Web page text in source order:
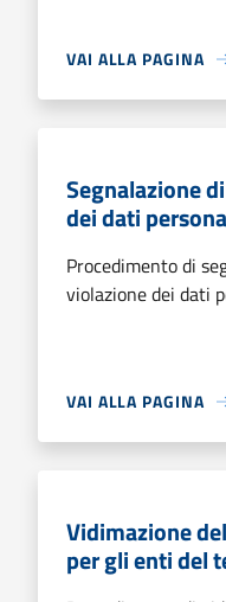
VAI ALLA PAGINA
Segnalazione
dei dati
Procedimento di
violazione dei dati
VAI ALLA PAGINA
Vidimazione
per gli enti del